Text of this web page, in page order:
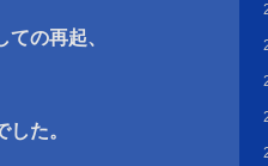
の再起、
た。